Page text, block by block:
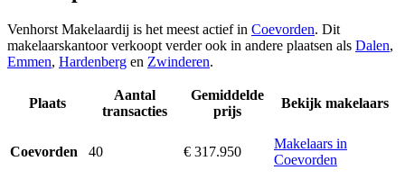
Venhorst Makelaardij is het meest actief in Coevorden. Dit
makelaarskantoor verkoopt verder ook in andere plaatsen als Dalen,
Emmen, Hardenberg en Zwinderen.
Plaats
Aantal
transacties
Gemiddelde
prijs
Bekijk makelaars
Coevorden 40 € 317.950
Makelaars in
Coevorden